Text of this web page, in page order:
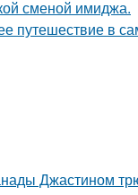
сменой имиджа.
путешествие в
Джастином